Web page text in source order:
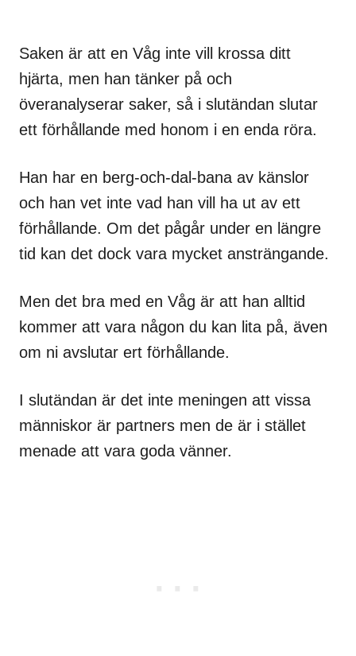
Saken är att en Våg inte vill krossa ditt
hjärta, men han tänker på och
överanalyserar saker, så i slutändan slutar
ett förhållande med honom i en enda röra.
Han har en berg-och-dal-bana av känslor
och han vet inte vad han vill ha ut av ett
förhållande. Om det pågår under en längre
tid kan det dock vara mycket ansträngande.
Men det bra med en Våg är att han alltid
kommer att vara någon du kan lita på, även
om ni avslutar ert förhållande.
I slutändan är det inte meningen att vissa
människor är partners men de är i stället
menade att vara goda vänner.